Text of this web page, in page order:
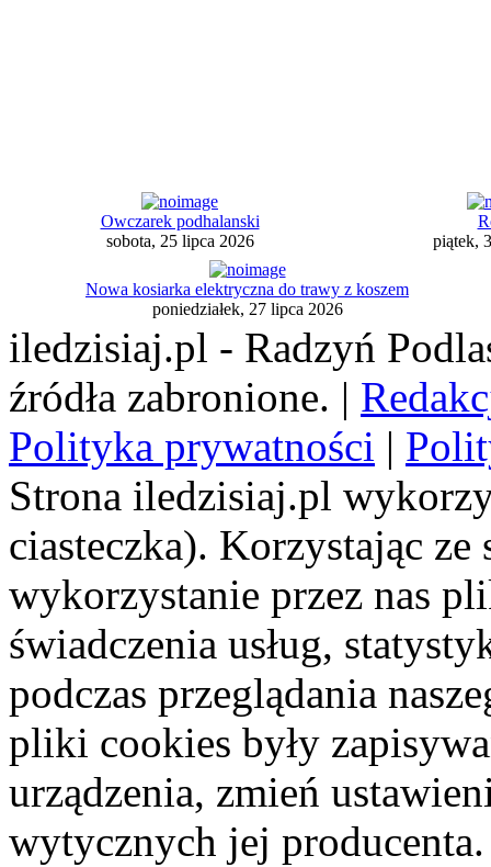
Owczarek podhalanski
sobota, 25 lipca 2026
piątek,
Nowa kosiarka elektryczna do trawy z koszem
poniedziałek, 27 lipca 2026
iledzisiaj.pl - Radzyń
źródła zabronione. |
Polityka prywatności |
Strona iledzisiaj.pl
ciasteczka). Korzystając
wykorzystanie przez nas
świadczenia usług,
podczas przeglądania
pliki cookies były
urządzenia, zmień
wytycznych jej producenta.